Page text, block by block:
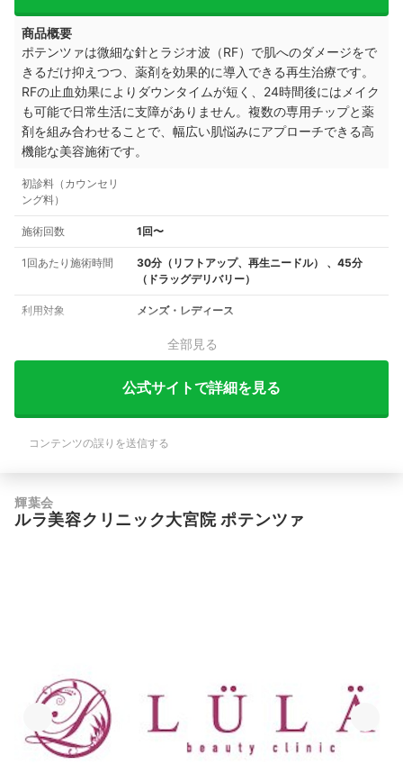
商品概要
ポテンツァは微細な針とラジオ波（RF）で肌へのダメージをで
きるだけ抑えつつ、薬剤を効果的に導入できる再生治療です。
RFの止血効果によりダウンタイムが短く、24時間後にはメイク
も可能で日常生活に支障がありません。複数の専用チップと薬
剤を組み合わせることで、幅広い肌悩みにアプローチできる高
機能な美容施術です。
初診料（カウンセリ
ング料）
施術回数 1回〜
1回あたり施術時間
30分（リフトアップ、再生ニードル） 、45分
（ドラッグデリバリー）
利用対象 メンズ・レディース
全部見る
公式サイトで詳細を見る
コンテンツの誤りを送信する
輝葉会
ルラ美容クリニック大宮院 ポテンツァ